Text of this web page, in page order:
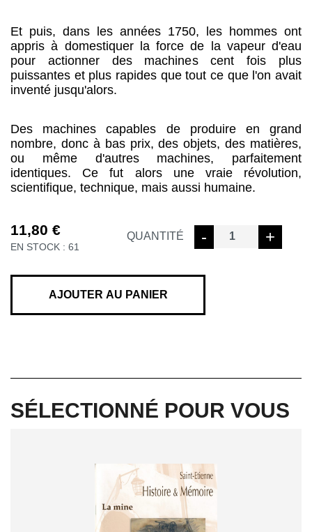
11,80 €
EN STOCK : 61
QUANTITÉ -
quantité
de
REVOLUTION
+
AJOUTER AU PANIER
Et puis, dans les années 1750, les hommes ont
appris à domestiquer la force de la vapeur d'eau
pour actionner des machines cent fois plus
puissantes et plus rapides que tout ce que l'on avait
inventé jusqu'alors.
Des machines capables de produire en grand
nombre, donc à bas prix, des objets, des matières,
ou même d'autres machines, parfaitement
identiques. Ce fut alors une vraie révolution,
scientifique, technique, mais aussi humaine.
SÉLECTIONNÉ POUR VOUS